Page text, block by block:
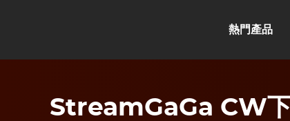
熱門產品
StreamGaGa CW